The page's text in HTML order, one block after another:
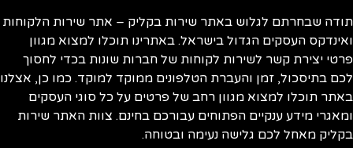
שבחרתם לגלוש באתר שירות בקליק – אתר שירות הלקוחות
העסקים הגדול בישראל. באתרינו תוכלו למצוא מגוון
יצירת קשר לשירות לקוחות של חברות שונות בכדי לחסוך
בתיסכול, זמן והעברת הטלפונים ממוקד למוקד. כמו כן, אצלנו
תוכלו למצוא מגוון רחב של פרטים על כל סוגי העסקים
מידע ענקיים הפתוחים עבורכם בחינם. צוות האתר שירות
מאחל לכם גלישה נעימה ובטוחה.